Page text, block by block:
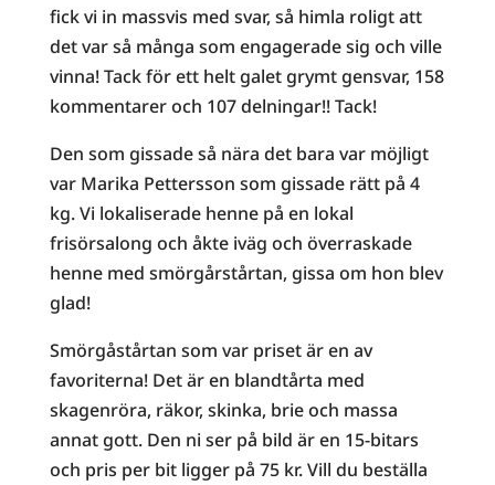
fick vi in massvis med svar, så himla roligt att
det var så många som engagerade sig och ville
vinna! Tack för ett helt galet grymt gensvar, 158
kommentarer och 107 delningar!! Tack!
Den som gissade så nära det bara var möjligt
var Marika Pettersson som gissade rätt på 4
kg. Vi lokaliserade henne på en lokal
frisörsalong och åkte iväg och överraskade
henne med smörgårstårtan, gissa om hon blev
glad!
Smörgåstårtan som var priset är en av
favoriterna! Det är en blandtårta med
skagenröra, räkor, skinka, brie och massa
annat gott. Den ni ser på bild är en 15-bitars
och pris per bit ligger på 75 kr. Vill du beställa